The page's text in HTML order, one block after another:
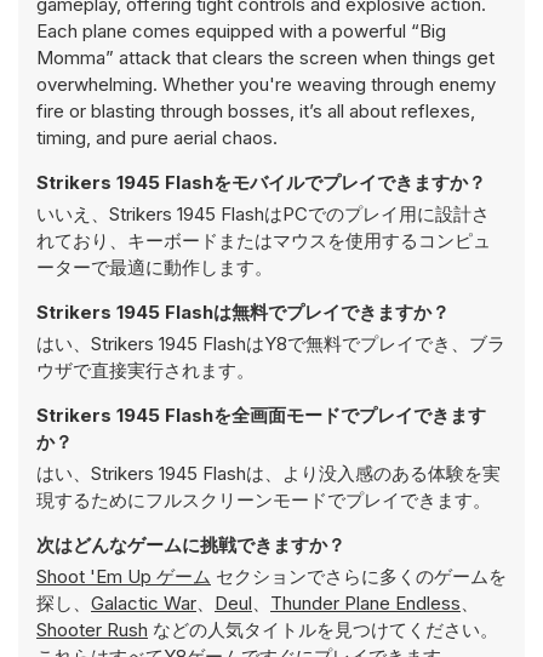
Each plane comes equipped with a powerful “Big
Momma” attack that clears the screen when things get
overwhelming. Whether you're weaving through enemy
fire or blasting through bosses, it’s all about reflexes,
timing, and pure aerial chaos.
Strikers 1945 Flashをモバイルでプレイできますか？
いいえ、Strikers 1945 FlashはPCでのプレイ用に設計さ
れており、キーボードまたはマウスを使用するコンピュ
ーターで最適に動作します。
Strikers 1945 Flashは無料でプレイできますか？
はい、Strikers 1945 FlashはY8で無料でプレイでき、ブラ
ウザで直接実行されます。
Strikers 1945 Flashを全画面モードでプレイできます
か？
はい、Strikers 1945 Flashは、より没入感のある体験を実
現するためにフルスクリーンモードでプレイできます。
次はどんなゲームに挑戦できますか？
Shoot 'Em Up ゲーム セクションでさらに多くのゲームを
探し、 Galactic War、 Deul、 Thunder Plane Endless、
Shooter Rush などの人気タイトルを見つけてください。